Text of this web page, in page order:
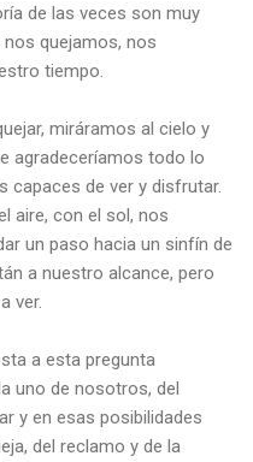
de las veces son muy
quejamos, nos
tiempo.
miráramos al cielo y
agradeceríamos todo lo
capaces de ver y disfrutar.
aire, con el sol, nos
un paso hacia un sinfín de
a nuestro alcance, pero
ver.
a esta pregunta
uno de nosotros, del
y en esas posibilidades
del reclamo y de la